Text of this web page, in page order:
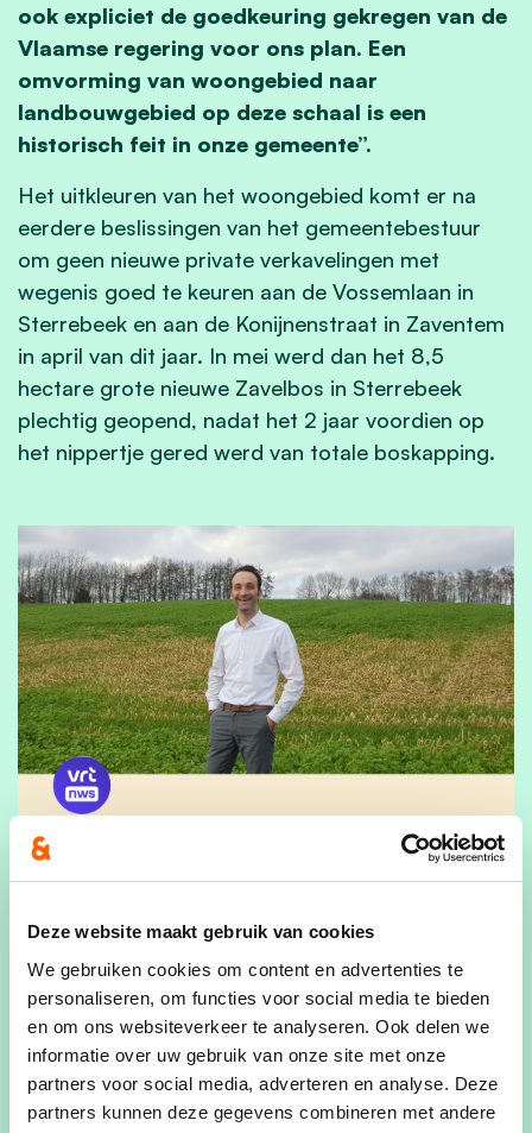
Deze website maakt gebruik van cookies
We gebruiken cookies om content en advertenties te
personaliseren, om functies voor social media te bieden
en om ons websiteverkeer te analyseren. Ook delen we
informatie over uw gebruik van onze site met onze
partners voor social media, adverteren en analyse. Deze
partners kunnen deze gegevens combineren met andere
ook expliciet de goedkeuring gekregen van de
Vlaamse regering voor ons plan. Een
omvorming van woongebied naar
landbouwgebied op deze schaal is een
historisch feit in onze gemeente”.
Het uitkleuren van het woongebied komt er na
eerdere beslissingen van het gemeentebestuur
om geen nieuwe private verkavelingen met
wegenis goed te keuren aan de Vossemlaan in
Sterrebeek en aan de Konijnenstraat in Zaventem
in april van dit jaar. In mei werd dan het 8,5
hectare grote nieuwe Zavelbos in Sterrebeek
plechtig geopend, nadat het 2 jaar voordien op
het nippertje gered werd van totale boskapping.
VRT:Zaventem zet woongebied van 4 hectare
om in landbouwzone: "Historische beslissing" |